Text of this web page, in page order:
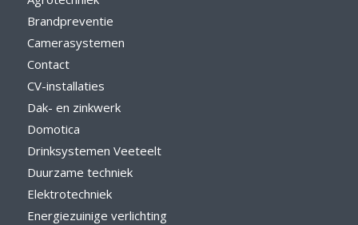
Brandpreventie
Camerasystemen
Contact
CV-installaties
Dak- en zinkwerk
Domotica
Drinksystemen Veeteelt
Duurzame techniek
Elektrotechniek
Energiezuinige verlichting